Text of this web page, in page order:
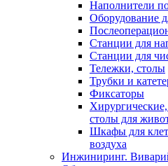
Наполнители
Оборудование
Станции для
Станции для
Тележки, столы
Трубки и
Фиксаторы
столы для
Шкафы для
воздуха
Инжиниринг.